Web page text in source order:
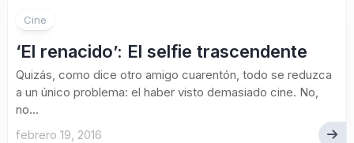
Cine
‘El renacido’: El selfie trascendente
Quizás, como dice otro amigo cuarentón, todo se reduzca
a un único problema: el haber visto demasiado cine. No,
no...
febrero 19, 2016